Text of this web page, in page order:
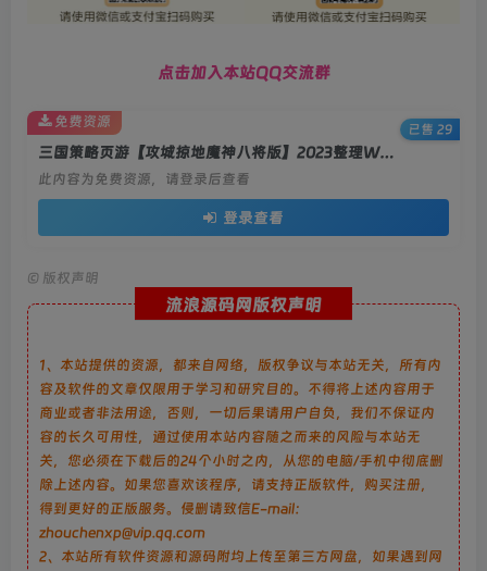
点击加入本站QQ交流群
三国策略页游【攻城掠地魔神八将版】2023整理Win一键端+教程
此内容为免费资源，请登录后查看
登录查看
免费资源
已售 29
© 版权声明
流浪源码网版权声明
1、本站提供的资源，都来自网络，版权争议与本站无关，所有内
容及软件的文章仅限用于学习和研究目的。不得将上述内容用于
商业或者非法用途，否则，一切后果请用户自负，我们不保证内
容的长久可用性，通过使用本站内容随之而来的风险与本站无
关，您必须在下载后的24个小时之内，从您的电脑/手机中彻底删
除上述内容。如果您喜欢该程序，请支持正版软件，购买注册，
得到更好的正版服务。侵删请致信E-mail：
zhouchenxp@vip.qq.com
2、本站所有软件资源和源码附均上传至第三方网盘，如果遇到网